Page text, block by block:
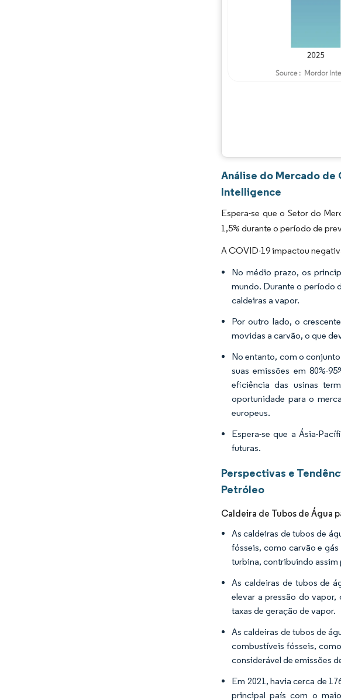
Análise do Mercado de
Intelligence
Espera-se que o Setor do
1,5% durante o período de
A COVID-19 impactou
No médio prazo, os
mundo. Durante o período
caldeiras a vapor.
Por outro lado, o
movidas a carvão, o que
No entanto, com o
suas emissões em 80%-
eficiência das usinas
oportunidade para o
europeus.
Espera-se que a Ásia-
futuras.
Perspectivas e
Petróleo
Caldeira de Tubos de Água
As caldeiras de tubos de
fósseis, como carvão e
turbina, contribuindo assim
As caldeiras de tubos de
elevar a pressão do
taxas de geração de vapor.
As caldeiras de tubos de
combustíveis fósseis,
considerável de emissões
Em 2021, havia cerca de
principal país com o